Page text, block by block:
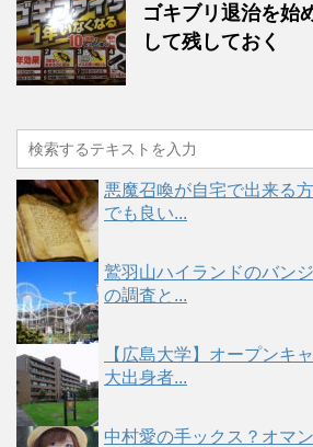
ゴキブリ退治を始
して残しておく
悪魔召喚が自宅で出来る
でも良い...
鷲羽山ハイランドのバン
の調査と...
【広島大学】オープンキ
大出身者...
中村愛の手ックス？オマ